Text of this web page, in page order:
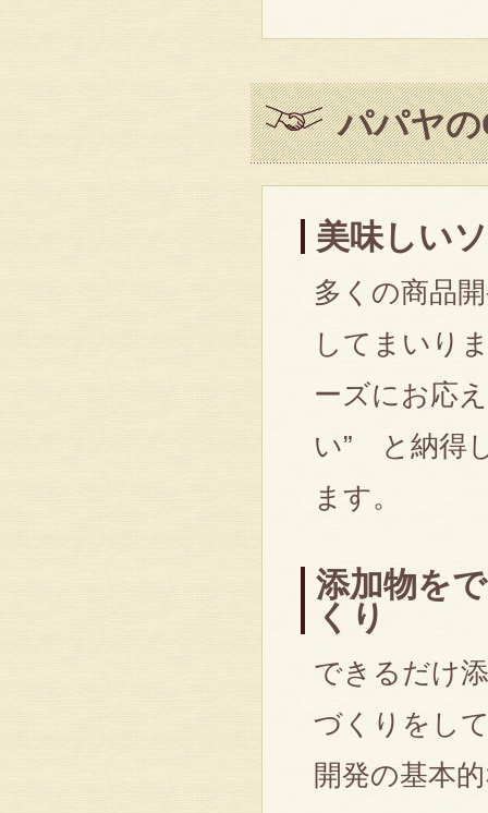
パパヤ
美味しい
多くの商品
してまいり
ーズにお応
い” と納得
ます。
添加物を
くり
できるだけ
づくりをし
開発の基本